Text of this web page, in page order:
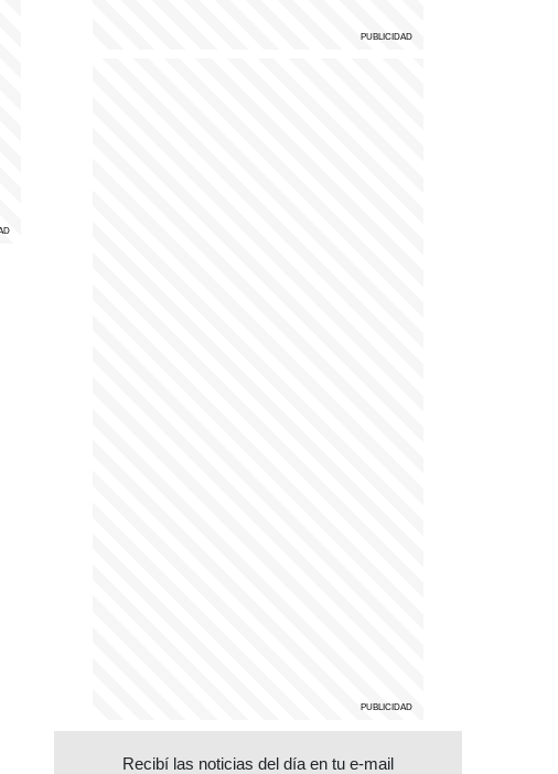
Recibí las noticias del día en tu e-mail